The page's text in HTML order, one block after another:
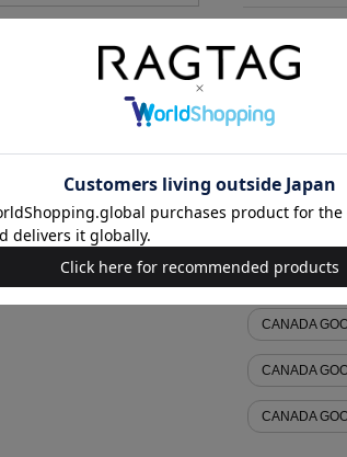
あり
在庫店舗
キャンセル
お買い物時
似た条件で検
CANADA
CANADA
CANADA